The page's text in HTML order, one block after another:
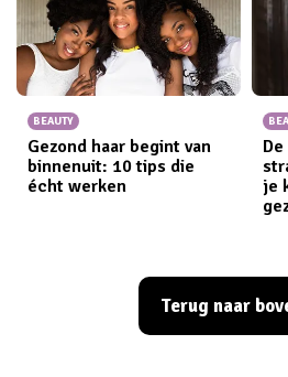
BEAUTY
Gezond haar begint van
binnenuit: 10 tips die
écht werken
je
Terug naar